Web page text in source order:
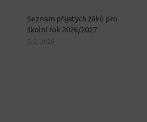
Seznam přijatých žáků pro
školní rok 2026/2027
5. 2. 2026